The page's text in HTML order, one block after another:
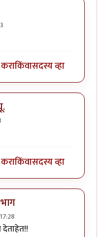
किंवासदस्य व्हा
किंवासदस्य व्हा
मग बघू.